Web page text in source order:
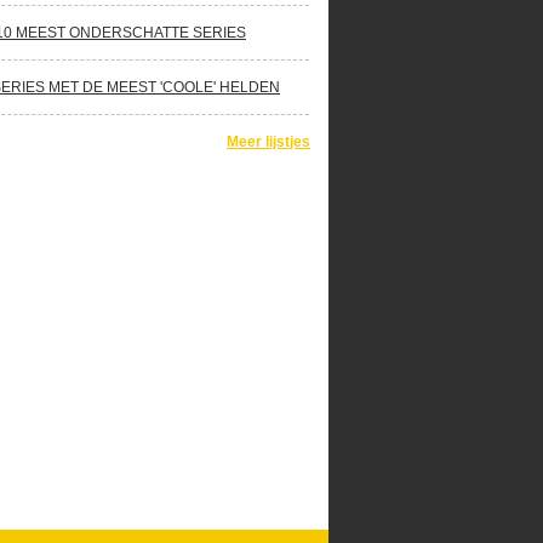
MEEST ONDERSCHATTE SERIES
MET DE MEEST 'COOLE' HELDEN
Meer lijstjes